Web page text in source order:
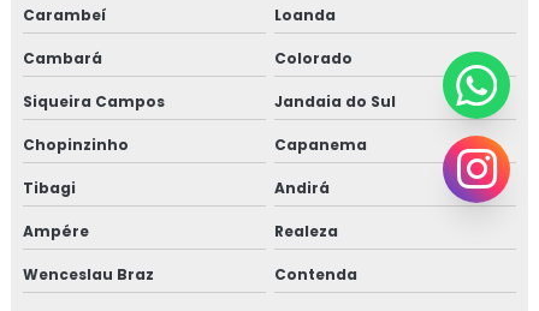
Carambeí Loanda
Cambará Colorado
Siqueira Campos Jandaia do Sul
Chopinzinho Capanema
Tibagi Andirá
Ampére Realeza
Wenceslau Braz Contenda